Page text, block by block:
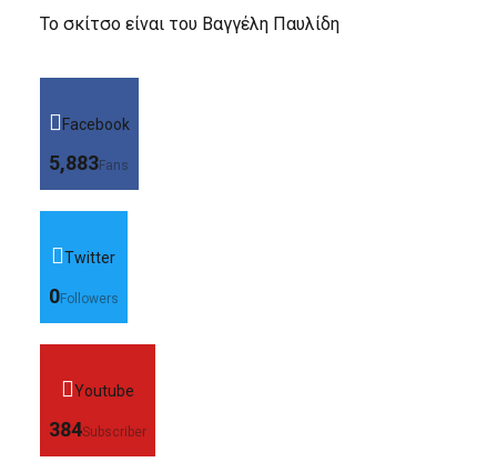
Το σκίτσο είναι του Βαγγέλη Παυλίδη
Facebook
5,883Fans
Twitter
0Followers
Youtube
384Subscriber